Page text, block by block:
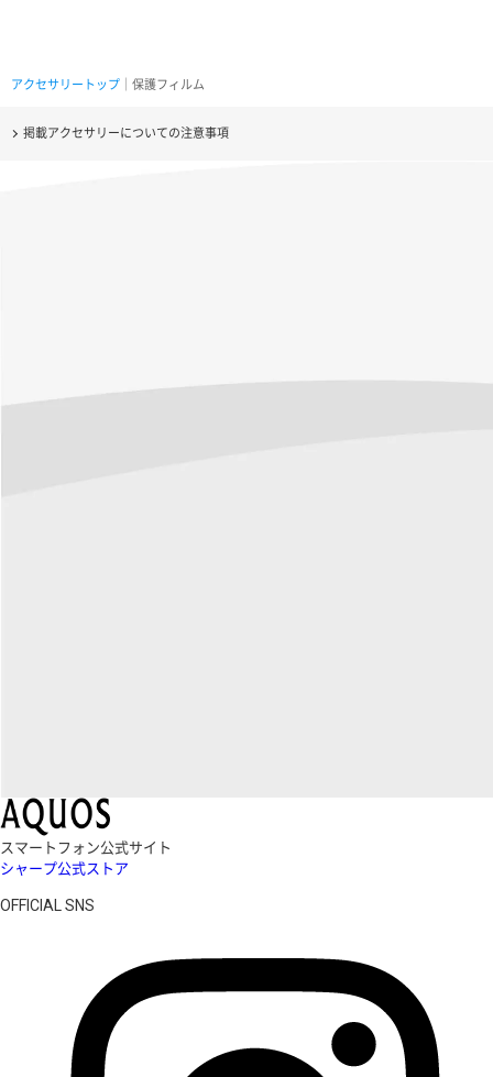
アクセサリートップ ｜保護フィルム
掲載アクセサリーについての注意事項
スマートフォン公式サイト
シャープ公式ストア
OFFICIAL SNS